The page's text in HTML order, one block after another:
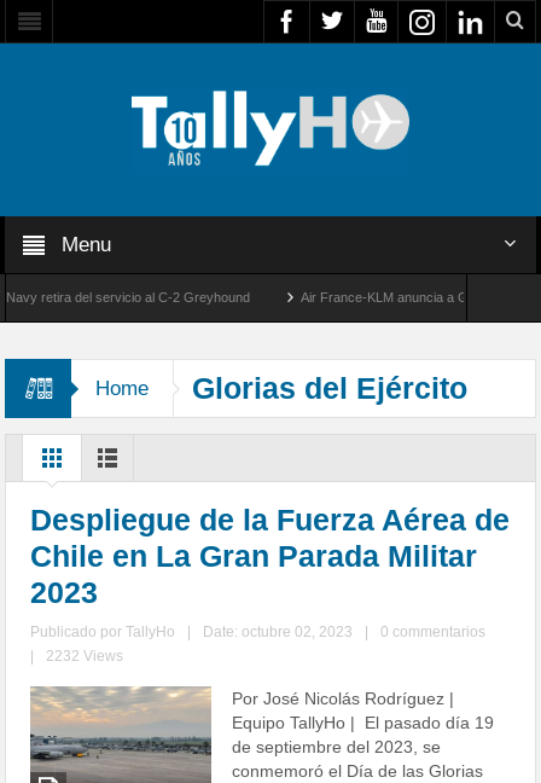
Menu
del servicio al C-2 Greyhound Air France-KLM anuncia a Guilhem Mallet
Home Glorias del Ejército
Despliegue de la Fuerza Aérea de
Chile en La Gran Parada Militar
2023
Publicado porTallyHo Date: octubre 02, 2023
0 commentarios
2232 Views
Por José Nicolás Rodríguez |
Equipo TallyHo | El pasado día 19
de septiembre del 2023, se
conmemoró el Día de las Glorias